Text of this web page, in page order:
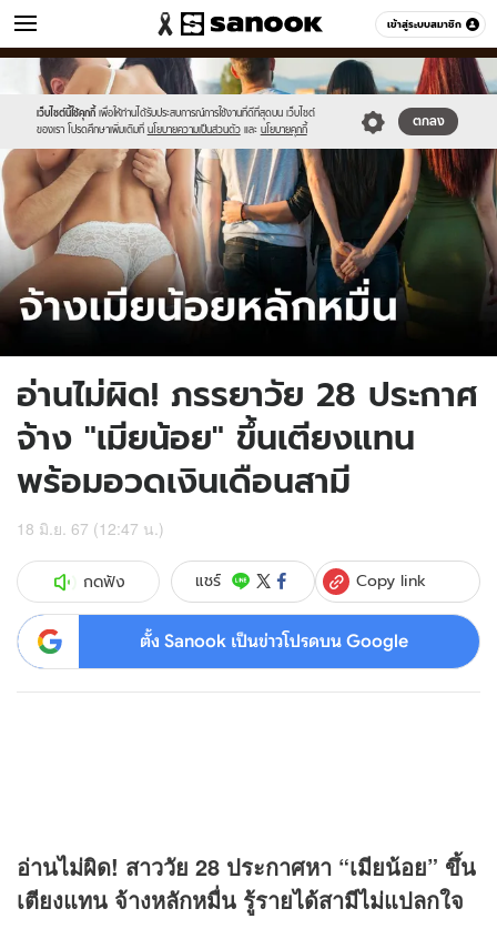
เข้าสู่ระบบสมาชิก
ข่าว หมวดอื่นๆ
เว็บไซต์นี้ใช้คุกกี้ เพื่อให้ท่านได้รับประสบการณ์การใช้งานที่ดีที่สุดบน เว็บไซต์
ของเรา โปรดศึกษาเพิ่มเติมที่ นโยบายความเป็นส่วนตัว และ นโยบายคุกกี้
ตกลง
Sanook
//s.isanook.com/sr/0/images/logo-
new-
sanook.png
600
//s.isanook.com/ns/0/ud/1888/9442790/tagline-
template-
update-
april.jpg
อ่านไม่ผิด! ภรรยาวัย 28 ประกาศ
จ้าง "เมียน้อย" ขึ้นเตียงแทน
พร้อมอวดเงินเดือนสามี
18 มิ.ย. 67 (12:47 น.)
กดฟัง แชร์ Copy link
ตั้ง Sanook เป็นข่าวโปรดบน Google
อ่านไม่ผิด! สาววัย 28 ประกาศหา “เมียน้อย” ขึ้น
เตียงแทน จ้างหลักหมื่น รู้รายได้สามีไม่แปลกใจ